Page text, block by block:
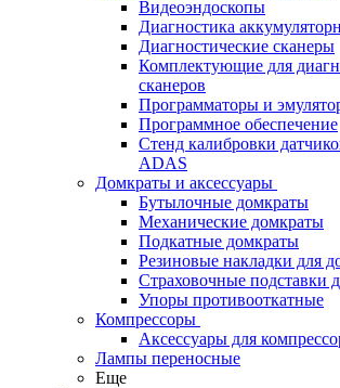
Видеоэндоскопы
Диагностика
Диагностические сканеры
Комплектующие для
сканеров
Программаторы и
Программное обеспечение
Стенд калибровки
ADAS
Домкраты и аксессуары
Бутылочные домкраты
Механические домкраты
Подкатные домкраты
Резиновые накладки для
Страховочные подставки
Упоры противооткатные
Компрессоры
Аксессуары для
Лампы переносные
Еще